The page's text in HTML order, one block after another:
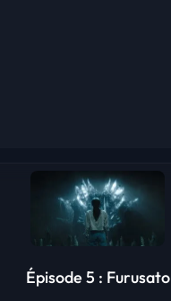
Épisode 5 : Furusato